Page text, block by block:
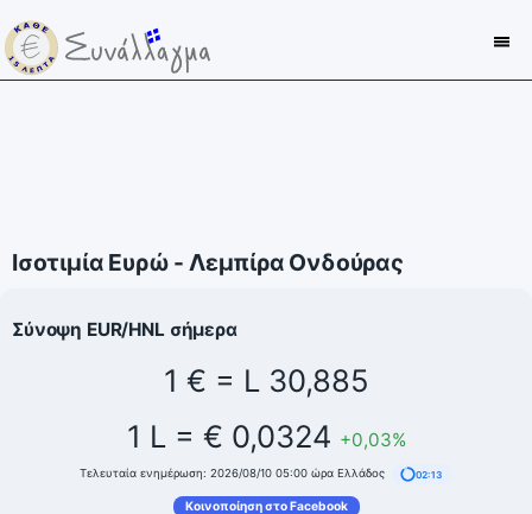
Ισοτιμία Ευρώ - Λεμπίρα Ονδούρας
Σύνοψη EUR/HNL σήμερα
1 € = L 30,885
1 L = € 0,0324 +0,03%
Τελευταία ενημέρωση: 2026/08/10 05:00 ώρα Ελλάδος 02:13
Κοινοποίηση στο Facebook